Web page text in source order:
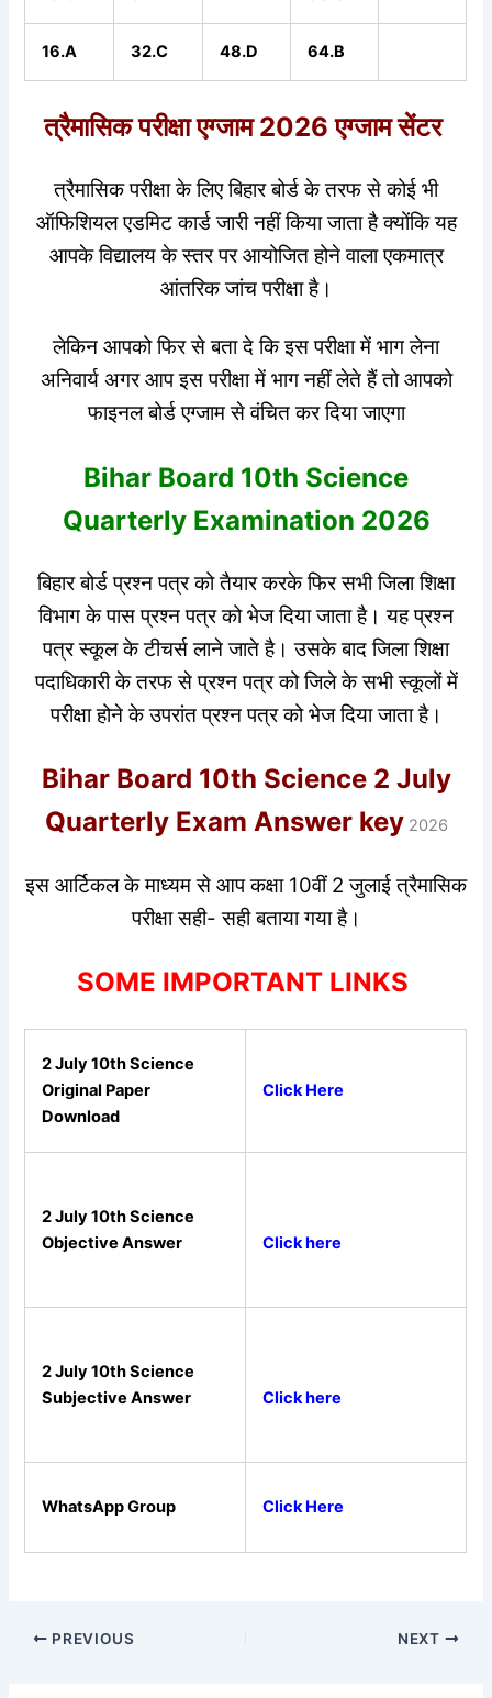
16.A 32.C 48.D 64.B
त्रैमासिक परीक्षा एग्जाम 2026 एग्जाम सेंटर
त्रैमासिक परीक्षा के लिए बिहार बोर्ड के तरफ से कोई भी
ऑफिशियल एडमिट कार्ड जारी नहीं किया जाता है क्योंकि यह
आपके विद्यालय के स्तर पर आयोजित होने वाला एकमात्र
आंतरिक जांच परीक्षा है।
लेकिन आपको फिर से बता दे कि इस परीक्षा में भाग लेना
अनिवार्य अगर आप इस परीक्षा में भाग नहीं लेते हैं तो आपको
फाइनल बोर्ड एग्जाम से वंचित कर दिया जाएगा
Bihar Board 10th Science
Quarterly Examination 2026
बिहार बोर्ड प्रश्न पत्र को तैयार करके फिर सभी जिला शिक्षा
विभाग के पास प्रश्न पत्र को भेज दिया जाता है। यह प्रश्न
पत्र स्कूल के टीचर्स लाने जाते है। उसके बाद जिला शिक्षा
पदाधिकारी के तरफ से प्रश्न पत्र को जिले के सभी स्कूलों में
परीक्षा होने के उपरांत प्रश्न पत्र को भेज दिया जाता है।
Bihar Board 10th Science 2 July
Quarterly Exam Answer key2026
इस आर्टिकल के माध्यम से आप कक्षा 10वीं 2 जुलाई त्रैमासिक
परीक्षा सही- सही बताया गया है।
SOME IMPORTANT LINKS
2 July 10th Science
Original Paper
Download
Click Here
2 July 10th Science
Objective Answer
Click here
2 July 10th Science
Subjective Answer
Click here
WhatsApp Group Click Here
PREVIOUS NEXT